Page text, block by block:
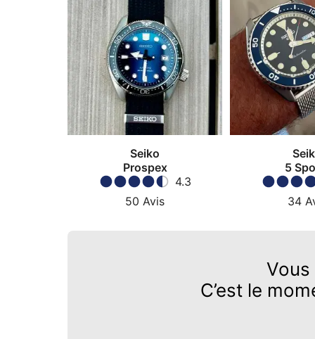
Seiko
Prospex
4.3
50 Avis
5
34
C’est le